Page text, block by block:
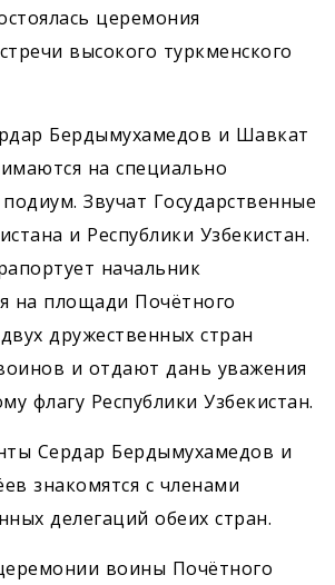
церемония
высокого туркменского
Бердымухамедов и Шавкат
на специально
Звучат Государственные
и Республики Узбекистан.
начальник
на площади Почётного
дружественных стран
и отдают дань уважения
флагу Республики Узбекистан.
Сердар Бердымухамедов и
знакомятся с членами
делегаций обеих стран.
воины Почётного